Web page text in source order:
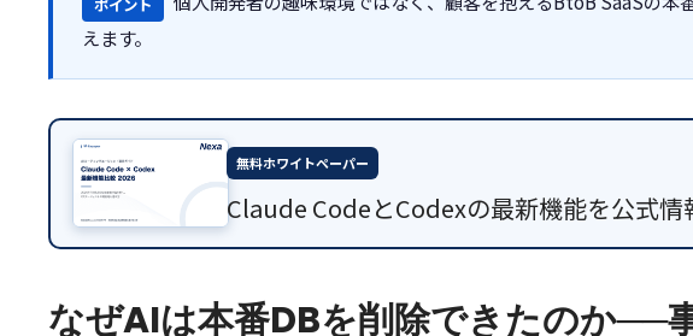
ポイント
えます。
無料ホワイトペーパー
Claude CodeとCodexの最新機能を公式情
なぜAIは本番DBを削除できたのか──